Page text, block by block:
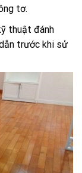
tơ.
thuật đánh
trước khi sử